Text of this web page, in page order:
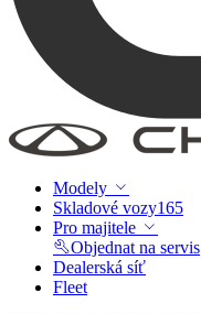
Modely
Skladové vozy165
Pro majitele
Objednat na servis
Dealerská síť
Fleet